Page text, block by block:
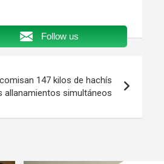
Follow us
147 kilos de hachís
allanamientos simultáneos